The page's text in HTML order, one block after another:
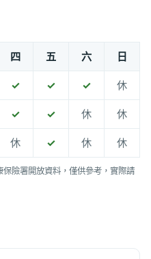
四 五 六 日
✓ ✓ ✓ 休
✓ ✓ 休 休
休 ✓ 休 休
險署開放資料，僅供參考，實際請